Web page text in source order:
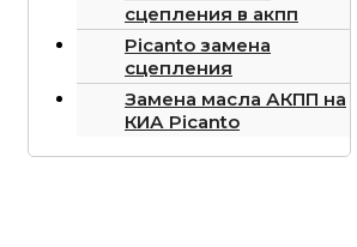
сцепления в акпп
Picanto замена
сцепления
Замена масла АКПП на
КИА Picanto